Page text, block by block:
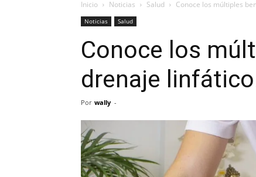
Inicio Noticias Salud Conoce los múltiples
Noticias Salud
Conoce los
drenaje
Por wally -